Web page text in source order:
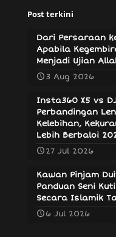
Post terkini
Dari Persaraan
Apabila
Menjadi Ujian
3 Aug 2026
Insta360 X5 vs
Perbandingan
Kelebihan,
Lebih Berbaloi
27 Jul 2026
Kawan Pinjam
Panduan Seni
Secara Islamik
6 Jul 2026